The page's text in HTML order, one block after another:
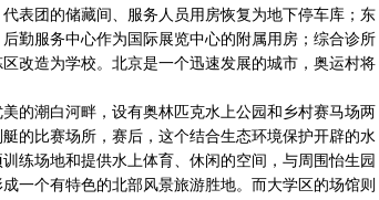
表团的储藏间、服务人员用房恢复为地下停车库；东
勤服务中心作为国际展览中心的附属用房；综合诊所
改造为学校。北京是一个迅速发展的城市，奥运村将
潮白河畔，设有奥林匹克水上公园和乡村赛马场两
的比赛场所，赛后，这个结合生态环境保护开辟的水
练场地和提供水上体育、休闲的空间，与周围怡生园
一个有特色的北部风景旅游胜地。而大学区的场馆则